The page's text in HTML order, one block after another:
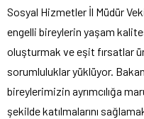
Sosyal Hizmetler İl Müdür
engelli bireylerin yaşam
oluşturmak ve eşit fırsatlar
sorumluluklar yüklüyor.
bireylerimizin ayrımcılığa
şekilde katılmalarını